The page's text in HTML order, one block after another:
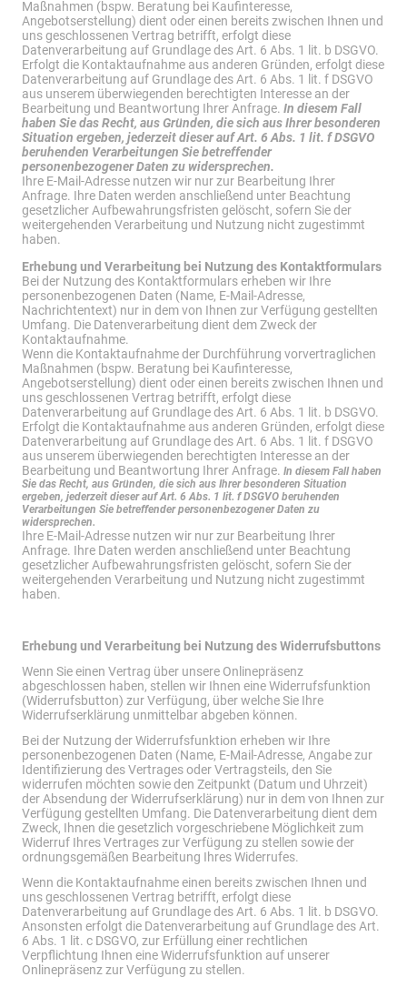
Maßnahmen (bspw. Beratung bei Kaufinteresse,
Angebotserstellung) dient oder einen bereits zwischen Ihnen und
uns geschlossenen Vertrag betrifft, erfolgt diese
Datenverarbeitung auf Grundlage des Art. 6 Abs. 1 lit. b DSGVO.
Erfolgt die Kontaktaufnahme aus anderen Gründen, erfolgt diese
Datenverarbeitung auf Grundlage des Art. 6 Abs. 1 lit. f DSGVO
aus unserem überwiegenden berechtigten Interesse an der
Bearbeitung und Beantwortung Ihrer Anfrage. In diesem Fall
haben Sie das Recht, aus Gründen, die sich aus Ihrer besonderen
Situation ergeben, jederzeit dieser auf Art. 6 Abs. 1 lit. f DSGVO
beruhenden Verarbeitungen Sie betreffender
personenbezogener Daten zu widersprechen.
Ihre E-Mail-Adresse nutzen wir nur zur Bearbeitung Ihrer
Anfrage. Ihre Daten werden anschließend unter Beachtung
gesetzlicher Aufbewahrungsfristen gelöscht, sofern Sie der
weitergehenden Verarbeitung und Nutzung nicht zugestimmt
haben.
Erhebung und Verarbeitung bei Nutzung des Kontaktformulars
Bei der Nutzung des Kontaktformulars erheben wir Ihre
personenbezogenen Daten (Name, E-Mail-Adresse,
Nachrichtentext) nur in dem von Ihnen zur Verfügung gestellten
Umfang. Die Datenverarbeitung dient dem Zweck der
Kontaktaufnahme.
Wenn die Kontaktaufnahme der Durchführung vorvertraglichen
Maßnahmen (bspw. Beratung bei Kaufinteresse,
Angebotserstellung) dient oder einen bereits zwischen Ihnen und
uns geschlossenen Vertrag betrifft, erfolgt diese
Datenverarbeitung auf Grundlage des Art. 6 Abs. 1 lit. b DSGVO.
Erfolgt die Kontaktaufnahme aus anderen Gründen, erfolgt diese
Datenverarbeitung auf Grundlage des Art. 6 Abs. 1 lit. f DSGVO
aus unserem überwiegenden berechtigten Interesse an der
Bearbeitung und Beantwortung Ihrer Anfrage. In diesem Fall haben
Sie das Recht, aus Gründen, die sich aus Ihrer besonderen Situation
ergeben, jederzeit dieser auf Art. 6 Abs. 1 lit. f DSGVO beruhenden
Verarbeitungen Sie betreffender personenbezogener Daten zu
widersprechen.
Ihre E-Mail-Adresse nutzen wir nur zur Bearbeitung Ihrer
Anfrage. Ihre Daten werden anschließend unter Beachtung
gesetzlicher Aufbewahrungsfristen gelöscht, sofern Sie der
weitergehenden Verarbeitung und Nutzung nicht zugestimmt
haben.
Erhebung und Verarbeitung bei Nutzung des Widerrufsbuttons
Wenn Sie einen Vertrag über unsere Onlinepräsenz
abgeschlossen haben, stellen wir Ihnen eine Widerrufsfunktion
(Widerrufsbutton) zur Verfügung, über welche Sie Ihre
Widerrufserklärung unmittelbar abgeben können.
Bei der Nutzung der Widerrufsfunktion erheben wir Ihre
personenbezogenen Daten (Name, E-Mail-Adresse, Angabe zur
Identifizierung des Vertrages oder Vertragsteils, den Sie
widerrufen möchten sowie den Zeitpunkt (Datum und Uhrzeit)
der Absendung der Widerrufserklärung) nur in dem von Ihnen zur
Verfügung gestellten Umfang. Die Datenverarbeitung dient dem
Zweck, Ihnen die gesetzlich vorgeschriebene Möglichkeit zum
Widerruf Ihres Vertrages zur Verfügung zu stellen sowie der
ordnungsgemäßen Bearbeitung Ihres Widerrufes.
Wenn die Kontaktaufnahme einen bereits zwischen Ihnen und
uns geschlossenen Vertrag betrifft, erfolgt diese
Datenverarbeitung auf Grundlage des Art. 6 Abs. 1 lit. b DSGVO.
Ansonsten erfolgt die Datenverarbeitung auf Grundlage des Art.
6 Abs. 1 lit. c DSGVO, zur Erfüllung einer rechtlichen
Verpflichtung Ihnen eine Widerrufsfunktion auf unserer
Onlinepräsenz zur Verfügung zu stellen.